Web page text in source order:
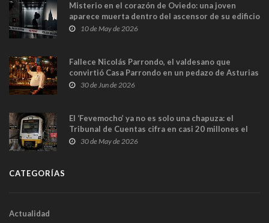
Misterio en el corazón de Oviedo: una joven
aparece muerta dentro del ascensor de su edificio
y las cámaras captan sus últimos minutos
10 de May de 2026
Fallece Nicolás Parrondo, el valdesano que
convirtió Casa Parrondo en un pedazo de Asturias
en Madrid
30 de Jun de 2026
El ‘Fevemocho’ ya no es solo una chapuza: el
Tribunal de Cuentas cifra en casi 20 millones el
sobrecoste de los trenes que no cabían por los
30 de May de 2026
CATEGORÍAS
Actualidad